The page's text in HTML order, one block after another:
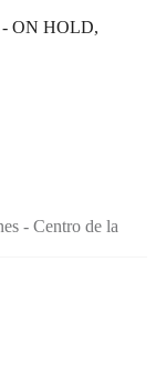
- ON HOLD,
- Centro de la